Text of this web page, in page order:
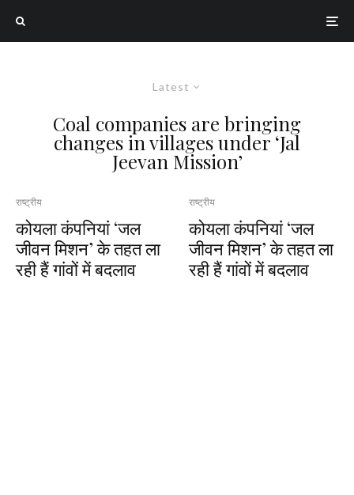
Latest
Coal companies are bringing
changes in villages under ‘Jal
Jeevan Mission’
राष्ट्रीय
कोयला कंपनियां ‘जल
जीवन मिशन’ के तहत ला
रही हैं गांवों में बदलाव
राष्ट्रीय
कोयला कंपनियां ‘जल
जीवन मिशन’ के तहत ला
रही हैं गांवों में बदलाव